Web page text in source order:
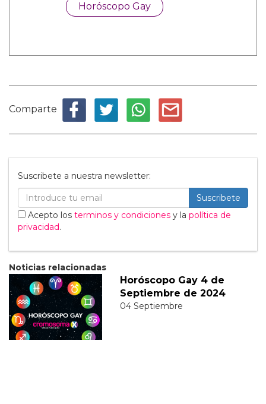
Horóscopo Gay
Comparte
Suscribete a nuestra newsletter:
Suscribete
Acepto los terminos y condiciones y la política de
privacidad.
Noticias relacionadas
Horóscopo Gay 4 de
Septiembre de 2024
04 Septiembre